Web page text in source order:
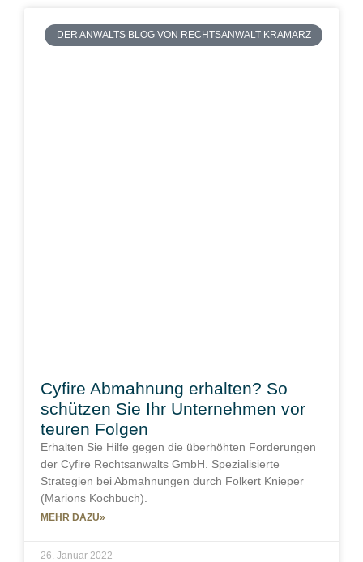
DER ANWALTS BLOG VON RECHTSANWALT KRAMARZ
Cyfire Abmahnung erhalten? So
schützen Sie Ihr Unternehmen vor
teuren Folgen
Erhalten Sie Hilfe gegen die überhöhten Forderungen
der Cyfire Rechtsanwalts GmbH. Spezialisierte
Strategien bei Abmahnungen durch Folkert Knieper
(Marions Kochbuch).
MEHR DAZU»
26. Januar 2022